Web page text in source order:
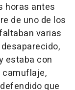
horas antes
de uno de los
varias
estaba con
camuflaje,
que